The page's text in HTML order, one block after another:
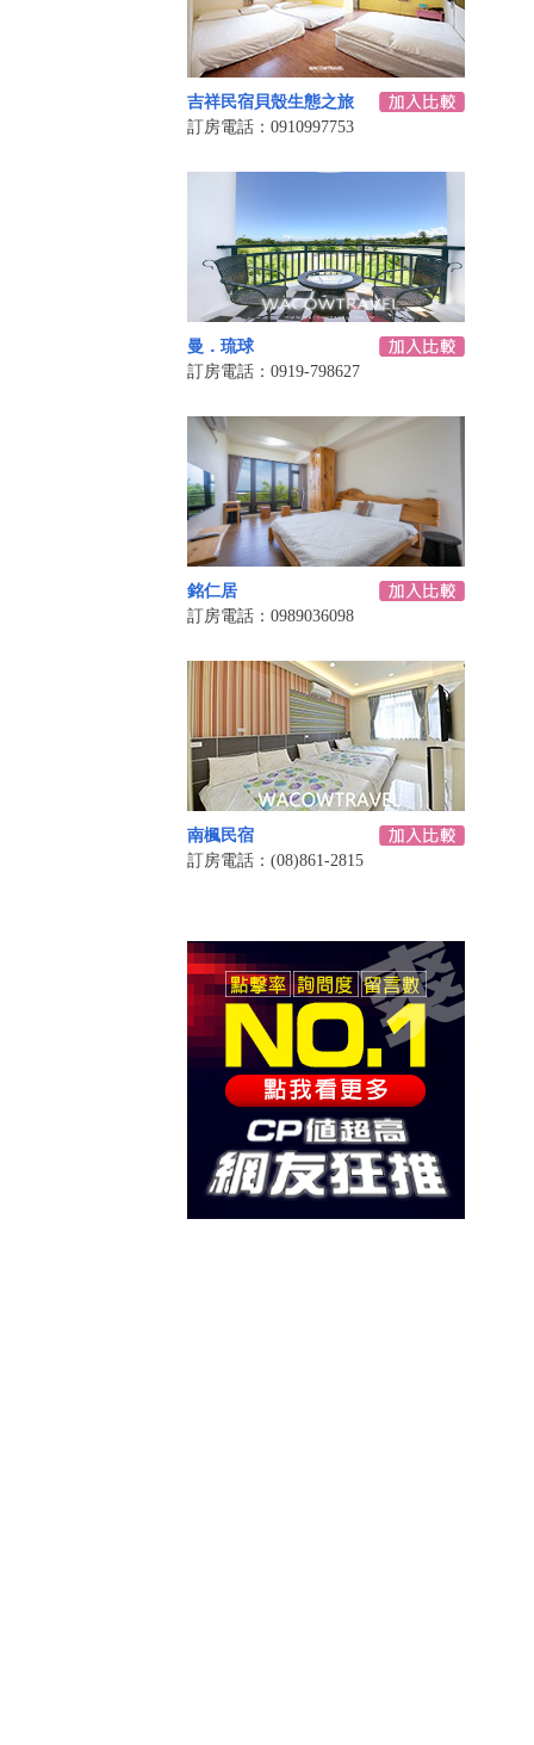
吉祥民宿貝殼生態之旅
訂房電話：0910997753
曼．琉球
訂房電話：0919-798627
銘仁居
訂房電話：0989036098
南楓民宿
訂房電話：(08)861-2815